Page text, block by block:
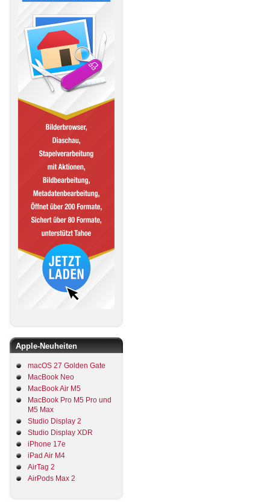
Apple-Neuheiten
macOS 27 Golden Gate
MacBook Neo
MacBook Air M5
MacBook Pro M5 Pro und
M5 Max
Studio Display 2
Studio Display XDR
iPhone 17e
iPad Air M4
AirTag 2
AirPods Max 2